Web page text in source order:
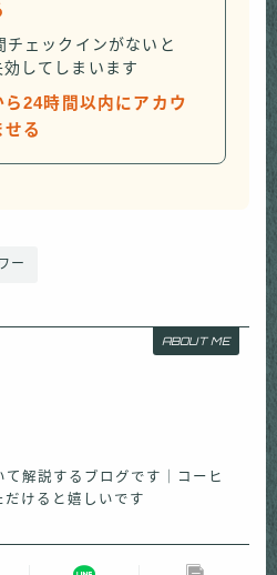
チェックインがないと
してしまいます
ら24時間以内にアカウ
る
ー
ABOUT ME
解説するブログです｜コーヒ
けると嬉しいです